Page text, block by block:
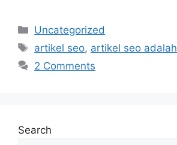
Categories
Uncategorized
Tags
artikel seo, artikel seo adalah
2 Comments
Search